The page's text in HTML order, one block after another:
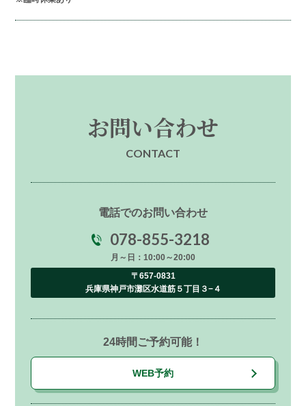
お問い合わせ
CONTACT
電話でのお問い合わせ
078-855-3218
月～日：10:00～20:00
〒657-0831
兵庫県神戸市灘区水道筋５丁目３−４
24時間ご予約可能！
WEB予約